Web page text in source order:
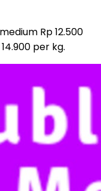
Rp 12.500
per kg.